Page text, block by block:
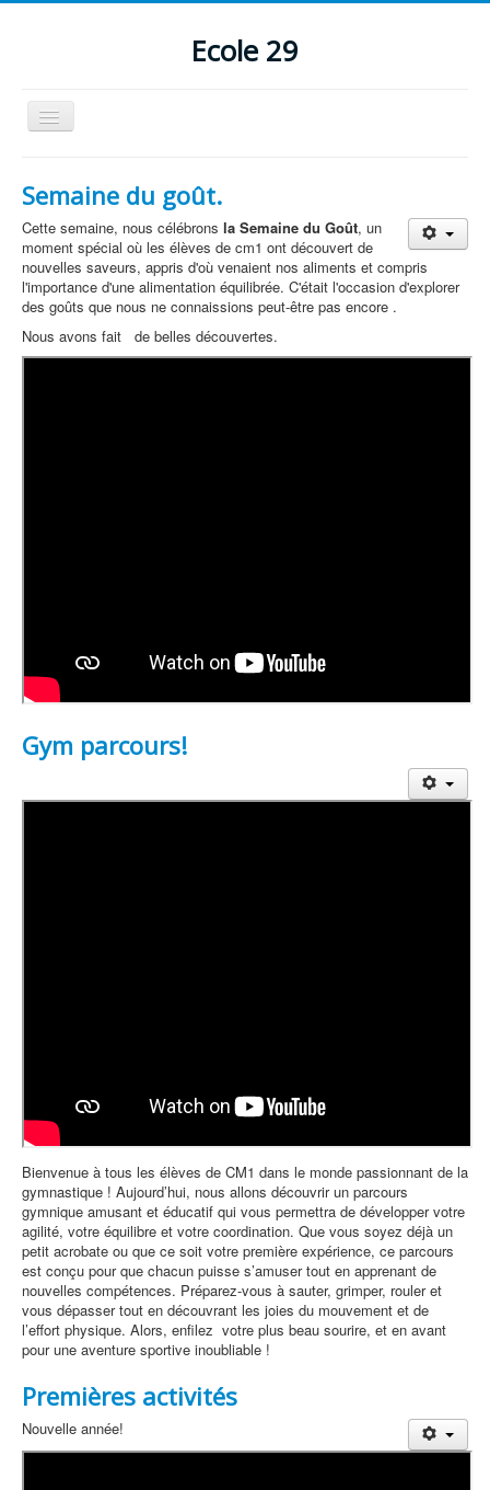
Ecole 29
Basculer
la
Pastorale
Perso
Humour/détente
Semaine du goût.
Cette semaine, nous célébrons la Semaine du Goût, un
moment spécial où les élèves de cm1 ont découvert de
nouvelles saveurs, appris d'où venaient nos aliments et compris
l'importance d'une alimentation équilibrée. C'était l'occasion d'explorer
des goûts que nous ne connaissions peut-être pas encore .
Nous avons fait de belles découvertes.
Gym parcours!
Bienvenue à tous les élèves de CM1 dans le monde passionnant de la
gymnastique ! Aujourd’hui, nous allons découvrir un parcours
gymnique amusant et éducatif qui vous permettra de développer votre
agilité, votre équilibre et votre coordination. Que vous soyez déjà un
petit acrobate ou que ce soit votre première expérience, ce parcours
est conçu pour que chacun puisse s’amuser tout en apprenant de
nouvelles compétences. Préparez-vous à sauter, grimper, rouler et
vous dépasser tout en découvrant les joies du mouvement et de
l’effort physique. Alors, enfilez votre plus beau sourire, et en avant
pour une aventure sportive inoubliable !
Premières activités
Nouvelle année!